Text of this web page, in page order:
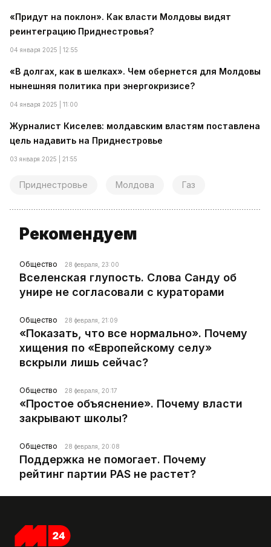
«Придут на поклон». Как власти Молдовы видят
реинтеграцию Приднестровья?
04 января 2025 | 12:55
«В долгах, как в шелках». Чем обернется для Молдовы
нынешняя политика при энергокризисе?
04 января 2025 | 11:00
Журналист Киселев: молдавским властям поставлена
цель надавить на Приднестровье
03 января 2025 | 21:55
Приднестровье Молдова Газ
Рекомендуем
Общество 28 февраля, 23:00
Вселенская глупость. Слова Санду об
унире не согласовали с кураторами
Общество 28 февраля, 21:09
«Показать, что все нормально». Почему
хищения по «Европейскому селу»
вскрыли лишь сейчас?
Общество 28 февраля, 20:17
«Простое объяснение». Почему власти
закрывают школы?
Общество 28 февраля, 20:08
Поддержка не помогает. Почему
рейтинг партии PAS не растет?